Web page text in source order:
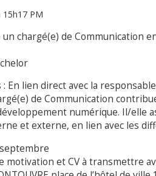
15h17 PM
un chargé(e) de Communication
En lien direct avec la
de Communication
numérique. Il/elle
et externe, en lien avec les
motivation et CV à transmettre